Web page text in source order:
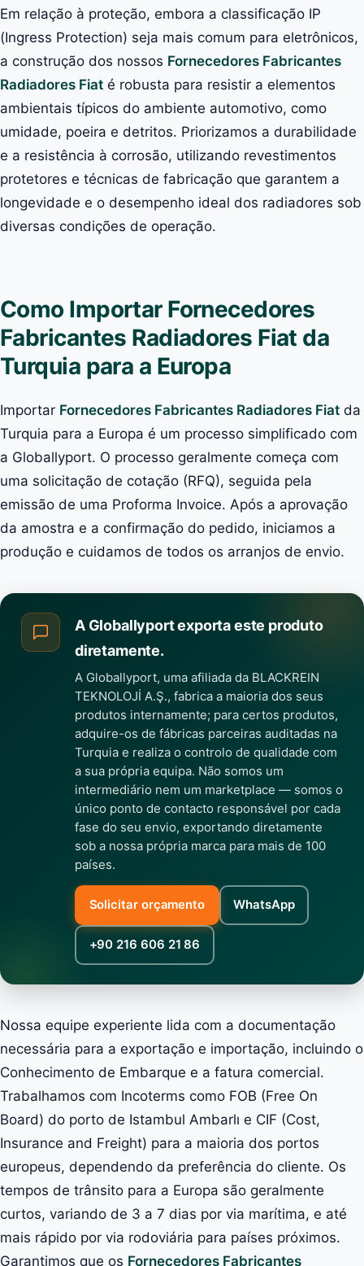
Em relação à proteção, embora a classificação IP
(Ingress Protection) seja mais comum para eletrônicos,
a construção dos nossos Fornecedores Fabricantes
Radiadores Fiat é robusta para resistir a elementos
ambientais típicos do ambiente automotivo, como
umidade, poeira e detritos. Priorizamos a durabilidade
e a resistência à corrosão, utilizando revestimentos
protetores e técnicas de fabricação que garantem a
longevidade e o desempenho ideal dos radiadores sob
diversas condições de operação.
Como Importar Fornecedores
Fabricantes Radiadores Fiat da
Turquia para a Europa
Importar Fornecedores Fabricantes Radiadores Fiat da
Turquia para a Europa é um processo simplificado com
a Globallyport. O processo geralmente começa com
uma solicitação de cotação (RFQ), seguida pela
emissão de uma Proforma Invoice. Após a aprovação
da amostra e a confirmação do pedido, iniciamos a
produção e cuidamos de todos os arranjos de envio.
A Globallyport exporta este produto
diretamente.
A Globallyport, uma afiliada da BLACKREIN
TEKNOLOJİ A.Ş., fabrica a maioria dos seus
produtos internamente; para certos produtos,
adquire-os de fábricas parceiras auditadas na
Turquia e realiza o controlo de qualidade com
a sua própria equipa. Não somos um
intermediário nem um marketplace — somos o
único ponto de contacto responsável por cada
fase do seu envio, exportando diretamente
sob a nossa própria marca para mais de 100
países.
Solicitar orçamento WhatsApp
+90 216 606 21 86
Nossa equipe experiente lida com a documentação
necessária para a exportação e importação, incluindo o
Conhecimento de Embarque e a fatura comercial.
Trabalhamos com Incoterms como FOB (Free On
Board) do porto de Istambul Ambarlı e CIF (Cost,
Insurance and Freight) para a maioria dos portos
europeus, dependendo da preferência do cliente. Os
tempos de trânsito para a Europa são geralmente
curtos, variando de 3 a 7 dias por via marítima, e até
mais rápido por via rodoviária para países próximos.
Garantimos que os Fornecedores Fabricantes